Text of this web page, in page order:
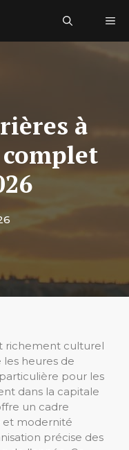
à
richement culturel
heures de
pour les
dans la capitale
un cadre
et modernité
précise des